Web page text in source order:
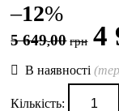
–12%
5 649,00 грн 4
В наявності
Кількість: